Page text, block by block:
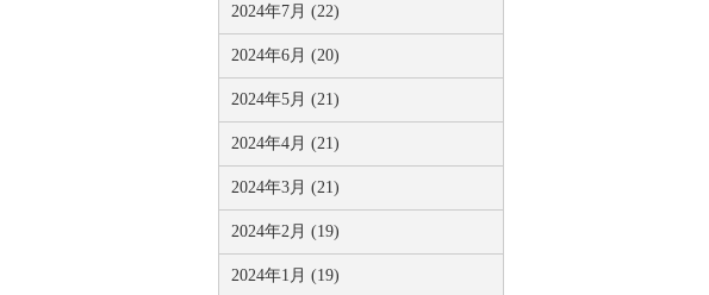
2024年7月 (22)
2024年6月 (20)
2024年5月 (21)
2024年4月 (21)
2024年3月 (21)
2024年2月 (19)
2024年1月 (19)